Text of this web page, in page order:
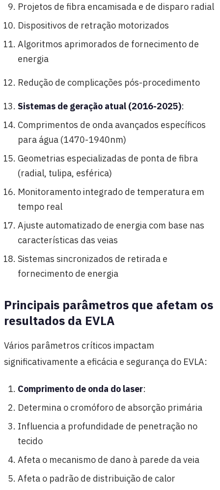
Projetos de fibra encamisada e de disparo radial
Dispositivos de retração motorizados
Algoritmos aprimorados de fornecimento de
energia
Redução de complicações pós-procedimento
Sistemas de geração atual (2016-2025):
Comprimentos de onda avançados específicos
para água (1470-1940nm)
Geometrias especializadas de ponta de fibra
(radial, tulipa, esférica)
Monitoramento integrado de temperatura em
tempo real
Ajuste automatizado de energia com base nas
características das veias
Sistemas sincronizados de retirada e
fornecimento de energia
Principais parâmetros que afetam os
resultados da EVLA
Vários parâmetros críticos impactam
significativamente a eficácia e segurança do EVLA:
Comprimento de onda do laser:
Determina o cromóforo de absorção primária
Influencia a profundidade de penetração no
tecido
Afeta o mecanismo de dano à parede da veia
Afeta o padrão de distribuição de calor